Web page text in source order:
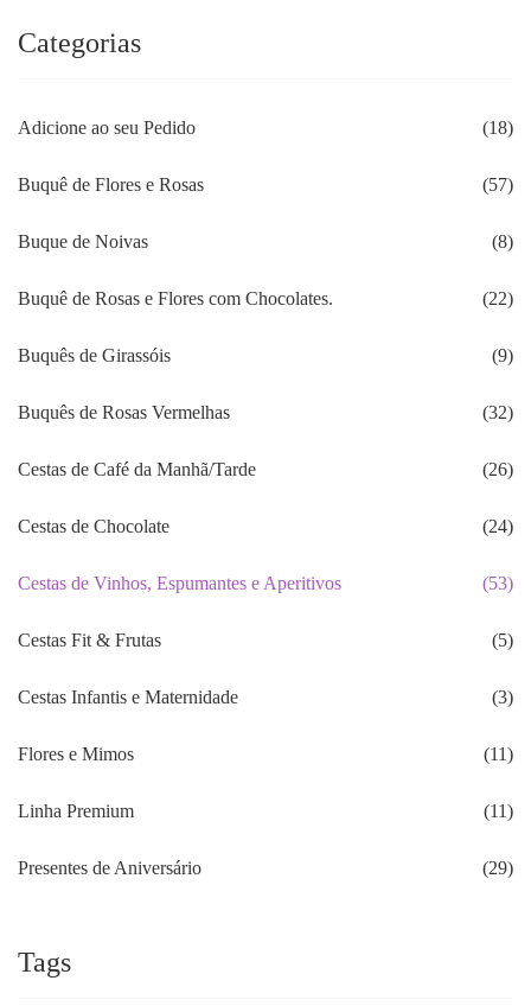
Categorias
Adicione ao seu Pedido (18)
Buquê de Flores e Rosas (57)
Buque de Noivas (8)
Buquê de Rosas e Flores com Chocolates. (22)
Buquês de Girassóis (9)
Buquês de Rosas Vermelhas (32)
Cestas de Café da Manhã/Tarde (26)
Cestas de Chocolate (24)
Cestas de Vinhos, Espumantes e Aperitivos (53)
Cestas Fit & Frutas (5)
Cestas Infantis e Maternidade (3)
Flores e Mimos (11)
Linha Premium (11)
Presentes de Aniversário (29)
Tags